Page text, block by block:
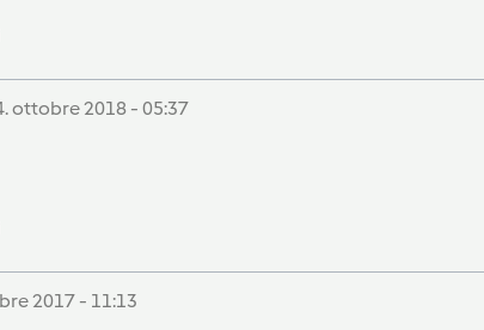
ottobre 2018 - 05:37
2017 - 11:13